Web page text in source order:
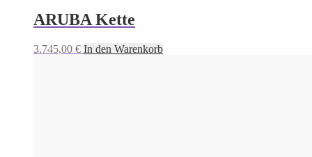
ARUBA Kette
3.745,00 € In den Warenkorb